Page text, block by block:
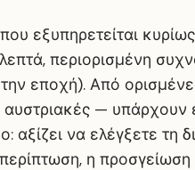
εξυπηρετείται
περιορισμένη
εποχή). Από
— υπάρχουν
να ελέγξετε τη
η